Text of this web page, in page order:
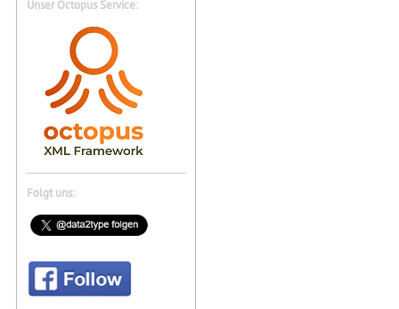
Unser Octopus Service:
Folgt uns: